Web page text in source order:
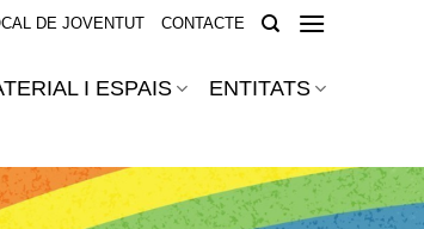
DE JOVENTUT CONTACTE
I ESPAIS ENTITATS